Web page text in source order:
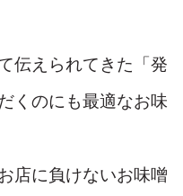
伝えられてきた「発
くのにも最適なお味
店に負けないお味噌